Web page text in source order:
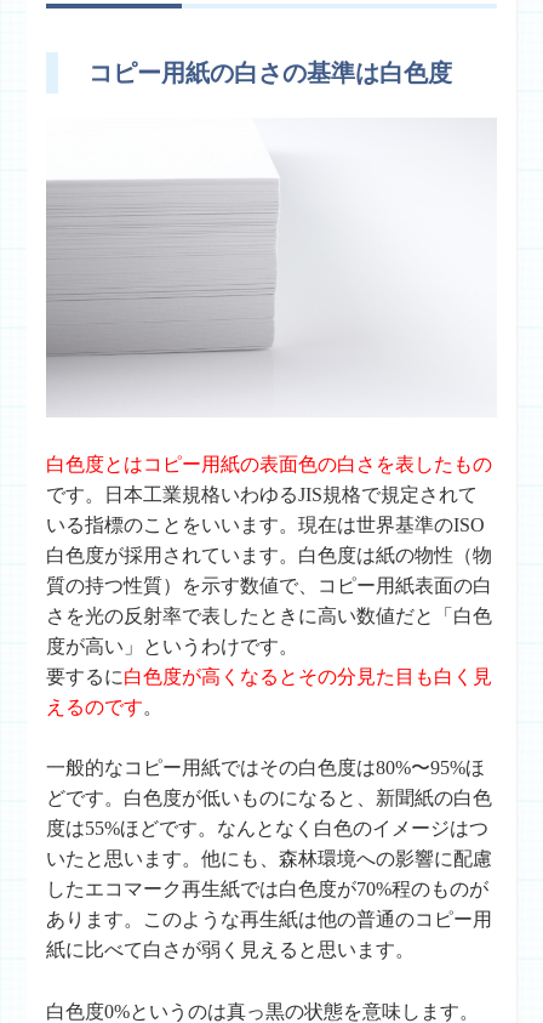
コピー用紙の白さの基準は白色度
白色度とはコピー用紙の表面色の白さを表したもの
です。日本工業規格いわゆるJIS規格で規定されて
いる指標のことをいいます。現在は世界基準のISO
白色度が採用されています。白色度は紙の物性（物
質の持つ性質）を示す数値で、コピー用紙表面の白
さを光の反射率で表したときに高い数値だと「白色
度が高い」というわけです。
要するに白色度が高くなるとその分見た目も白く見
えるのです。
一般的なコピー用紙ではその白色度は80%〜95%ほ
どです。白色度が低いものになると、新聞紙の白色
度は55%ほどです。なんとなく白色のイメージはつ
いたと思います。他にも、森林環境への影響に配慮
したエコマーク再生紙では白色度が70%程のものが
あります。このような再生紙は他の普通のコピー用
紙に比べて白さが弱く見えると思います。
白色度0%というのは真っ黒の状態を意味します。